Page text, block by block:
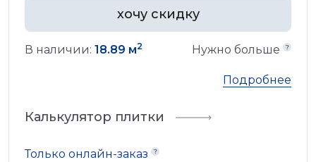
хочу скидку
В наличии: 18.89 м2 Нужно больше
Подробнее
Калькулятор плитки
Только онлайн-заказ